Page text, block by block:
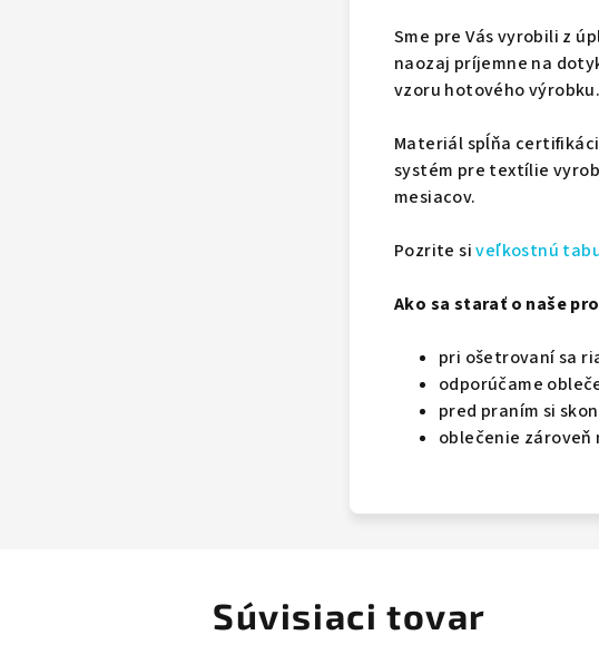
Sme pre Vás vyrobili z
naozaj príjemne na
vzoru hotového výrobku.
Materiál spĺňa
systém pre textílie
mesiacov.
Pozrite siveľkostnú
Ako sa starať o naše
pri ošetrovaní sa
odporúčame
pred praním si
oblečenie
Súvisiaci tovar